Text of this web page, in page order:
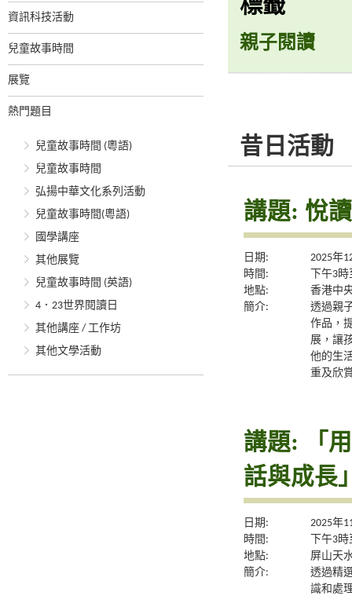
資訊科技活動
兒童故事時間
展覽
熱門題目
兒童故事時間 (粵語)
兒童故事時間
弘揚中華文化系列活動
兒童故事時間(粵語)
國學講座
其他展覽
兒童故事時間 (英語)
4．23世界閱讀日
其他講座 / 工作坊
其他文學活動
標籤
親子閱讀
昔日活動
講題: 悅
日期:
2025年
時間:
下午3
地點:
香港中
簡介:
透過親
作品，
展，讓
他的生
重及欣
講題: 「
話與成長
日期:
2025年
時間:
下午3
地點:
屏山天
簡介:
透過精
識和處